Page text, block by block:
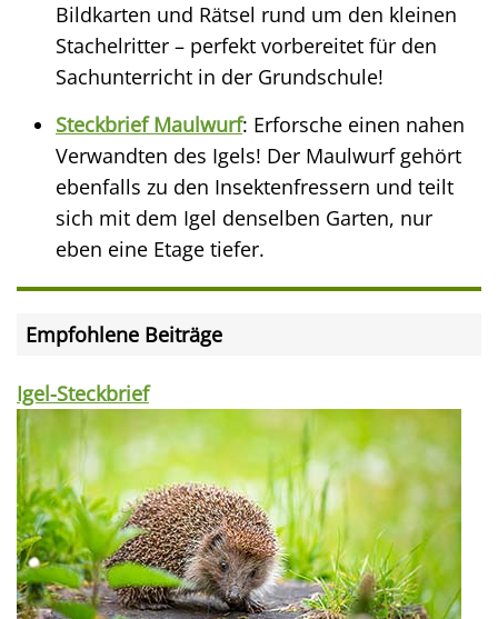
Bildkarten und Rätsel rund um den kleinen
Stachelritter – perfekt vorbereitet für den
Sachunterricht in der Grundschule!
Steckbrief Maulwurf: Erforsche einen nahen
Verwandten des Igels! Der Maulwurf gehört
ebenfalls zu den Insektenfressern und teilt
sich mit dem Igel denselben Garten, nur
eben eine Etage tiefer.
Empfohlene Beiträge
Igel-Steckbrief